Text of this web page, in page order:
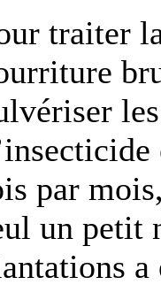
traiter
par
un petit
a